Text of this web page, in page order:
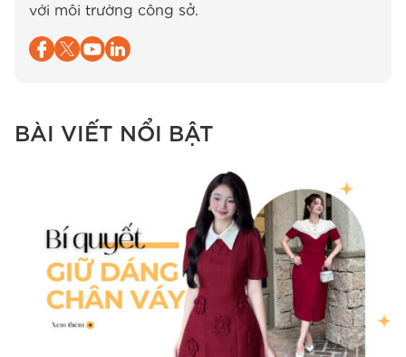
với môi trường công sở.
BÀI VIẾT NỔI BẬT